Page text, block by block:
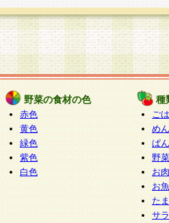
報は第三者に提供しません。
ついて
いを外部に委託する場合は、
たす企業を選定して委託を行
督します。
の開示等および問い合わせ窓口
より、当社が本件により取得
知・開示・内容の訂正・追加
三者への提供の禁止（以下、
応じます。
口は以下になります。
人情報お客様相談窓口 paku-
野菜の食材の色
赤色
黄色
緑色
紫色
白色
種
ご
めん
ぱん
野
お
お
た
サ